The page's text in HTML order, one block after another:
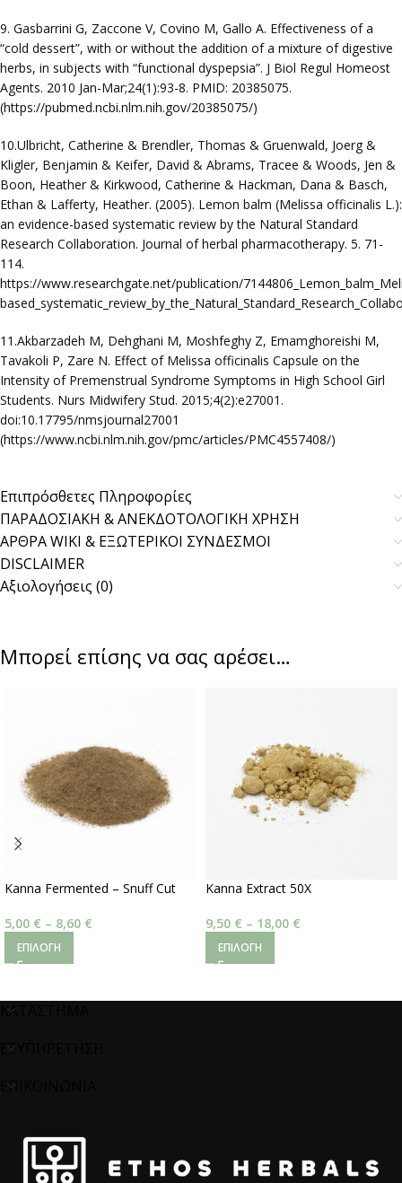
9. Gasbarrini G, Zaccone V, Covino M, Gallo A. Effectiveness of a
“cold dessert”, with or without the addition of a mixture of digestive
herbs, in subjects with “functional dyspepsia”. J Biol Regul Homeost
Agents. 2010 Jan-Mar;24(1):93-8. PMID: 20385075.
(https://pubmed.ncbi.nlm.nih.gov/20385075/)
10.Ulbricht, Catherine & Brendler, Thomas & Gruenwald, Joerg &
Kligler, Benjamin & Keifer, David & Abrams, Tracee & Woods, Jen &
Boon, Heather & Kirkwood, Catherine & Hackman, Dana & Basch,
Ethan & Lafferty, Heather. (2005). Lemon balm (Melissa officinalis L.):
an evidence-based systematic review by the Natural Standard
Research Collaboration. Journal of herbal pharmacotherapy. 5. 71-
114.
https://www.researchgate.net/publication/
11.Akbarzadeh M, Dehghani M, Moshfeghy Z, Emamghoreishi M,
Tavakoli P, Zare N. Effect of Melissa officinalis Capsule on the
Intensity of Premenstrual Syndrome Symptoms in High School Girl
Students. Nurs Midwifery Stud. 2015;4(2):e27001.
doi:10.17795/nmsjournal27001
(https://www.ncbi.nlm.nih.gov/pmc/articles/PMC4557408/)
Επιπρόσθετες Πληροφορίες
ΠΑΡΑΔΟΣΙΑΚΗ & ΑΝΕΚΔΟΤΟΛΟΓΙΚΗ ΧΡΗΣΗ
ΑΡΘΡΑ WIKI & ΕΞΩΤΕΡΙΚΟΙ ΣΥΝΔΕΣΜΟΙ
DISCLAIMER
Αξιολογήσεις (0)
Μπορεί επίσης να σας αρέσει…
Kanna Fermented – Snuff Cut
5,00 € – 8,60 €
ΕΠΙΛΟΓΉ
Kanna Extract 50X
9,50 € – 18,00 €
ΕΠΙΛΟΓΉ
ΚΑΤΑΣΤΗΜΑ
ΕΞΥΠΗΡΕΤΗΣΗ
ΕΠΙΚΟΙΝΩΝΙΑ